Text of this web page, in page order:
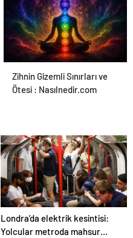
Zihnin Gizemli Sınırları ve
Ötesi : Nasılnedir.com
Londra’da elektrik kesintisi:
Yolcular metroda mahsur